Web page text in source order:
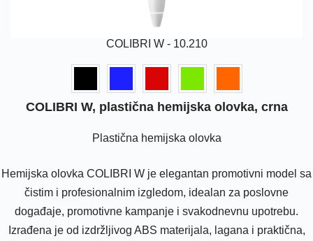
COLIBRI W - 10.210
COLIBRI W, plastična hemijska olovka, crna
Plastična hemijska olovka
Hemijska olovka COLIBRI W je elegantan promotivni model sa
čistim i profesionalnim izgledom, idealan za poslovne
događaje, promotivne kampanje i svakodnevnu upotrebu.
Izrađena je od izdržljivog ABS materijala, lagana i praktična,